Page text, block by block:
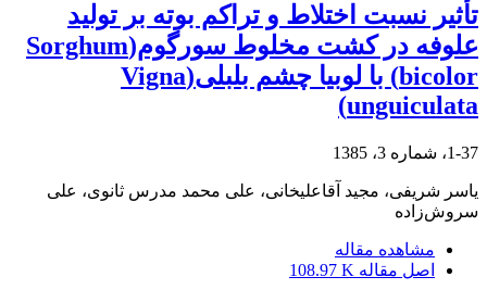
تأثیر نسبت‌ اختلاط و تراکم بوته بر تولید
علوفه در کشت مخلوط سورگوم(Sorghum
bicolor) با لوبیا چشم بلبلی(Vigna
unguiculata)
1-37، شماره 3، 1385
یاسر شریفی، مجید آقاعلیخانی، علی محمد مدرس ثانوی، علی
سروش‌زاده
مشاهده مقاله
اصل مقاله 108.97 K